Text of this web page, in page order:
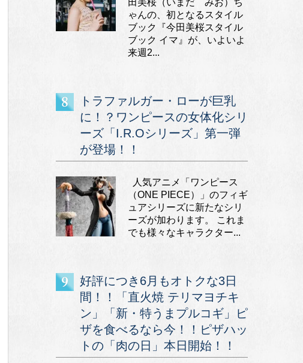
田美桜（いまだ みお）ち
ゃんの、初となるスタイル
ブック『今田美桜スタイル
ブック イマ』が、いよいよ
来週2...
トラファルガー・ローが巨乳
に！？ワンピースの女体化シリ
ーズ「I.R.Oシリーズ」第一弾
が登場！！
人気アニメ「ワンピース
（ONE PIECE）」のフィギ
ュアシリーズに新たなシリ
ーズが加わります。 これま
でも様々なキャラクター...
好評につき6月もオトクな3日
間！！「直火焼 テリマヨチキ
ン」「新・特うまプルコギ」ピ
ザを食べるなら今！！ピザハッ
トの「肉の日」本日開始！！